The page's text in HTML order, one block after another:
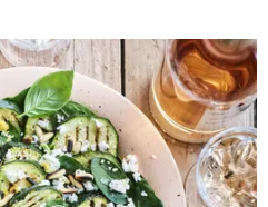
RECEPTENSET